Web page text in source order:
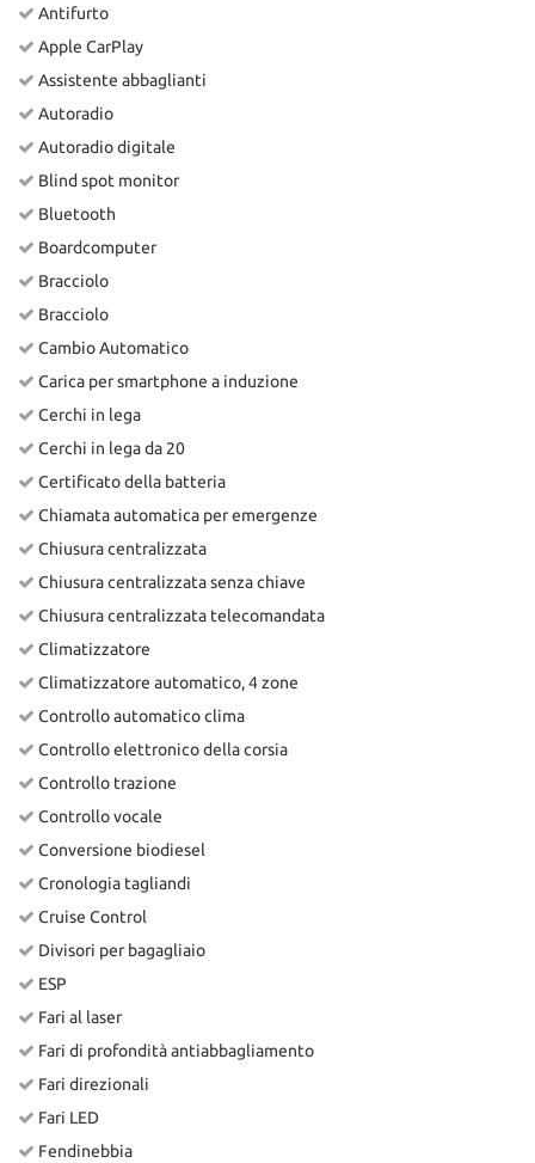
Antifurto
Apple CarPlay
Assistente abbaglianti
Autoradio
Autoradio digitale
Blind spot monitor
Bluetooth
Boardcomputer
Bracciolo
Bracciolo
Cambio Automatico
Carica per smartphone a induzione
Cerchi in lega
Cerchi in lega da 20
Certificato della batteria
Chiamata automatica per emergenze
Chiusura centralizzata
Chiusura centralizzata senza chiave
Chiusura centralizzata telecomandata
Climatizzatore
Climatizzatore automatico, 4 zone
Controllo automatico clima
Controllo elettronico della corsia
Controllo trazione
Controllo vocale
Conversione biodiesel
Cronologia tagliandi
Cruise Control
Divisori per bagagliaio
ESP
Fari al laser
Fari di profondità antiabbagliamento
Fari direzionali
Fari LED
Fendinebbia